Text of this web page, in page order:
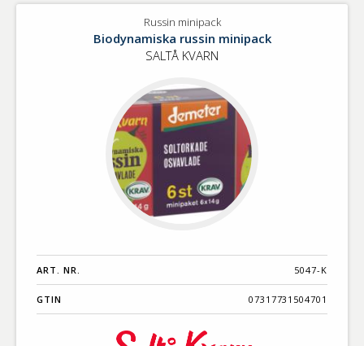
Russin minipack
Biodynamiska russin minipack
SALTÅ KVARN
ART. NR. 5047-K
GTIN 07317731504701